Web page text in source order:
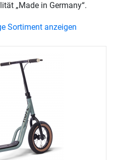
„Made in Germany“.
Sortiment anzeigen